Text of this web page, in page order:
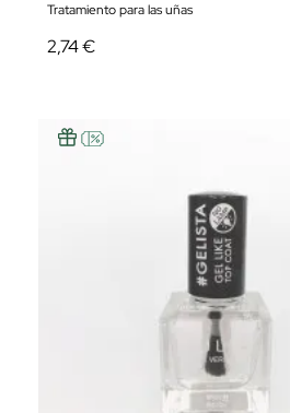
Tratamiento para las uñas
2,74 €